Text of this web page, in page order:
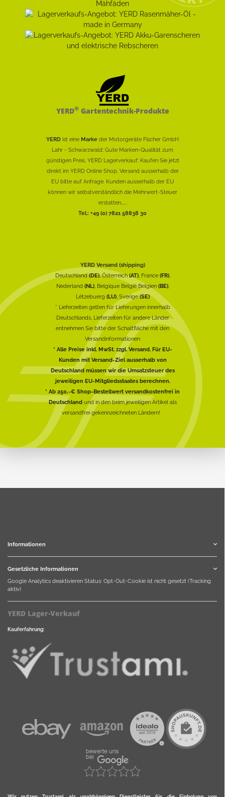
YERD®Gartentechnik-Produkte
YERD ist eine Marke der Motorgeräte Fischer GmbH
Lahr - Schwarzwald: Gute Marken-Qualität zum
günstigen Preis. YERD Lagerverkauf: Kaufen Sie jetzt
direkt im YERD Online Shop. Versand ausserhalb der
EU bitte auf Anfrage. Kunden ausserhalb der EU
können wir selbstverständlich die Mehrwert-Steuer
erstatten......
Tel.: +49 (0) 7821 58838 30
YERD Versand (shipping)
Deutschland(DE), Österreich(AT), France (FR),
Nederland (NL), Belgique België Belgien (BE),
Lëtzebuerg (LU), Sverige(SE)
* Lieferzeiten gelten für Lieferungen innerhalb
Deutschlands, Lieferzeiten für andere Länder
entnehmen Sie bitte der Schaltfläche mit den
Versandinformationen
* Alle Preise inkl. MwSt. zzgl. Versand. Für EU-
Kunden mit Versand-Ziel ausserhalb von
Deutschland müssen wir die Umsatzsteuer des
jeweiligen EU-Mitgliedsstaates berechnen.
* Ab 250,-€ Shop-Bestellwert versandkostenfrei in
Deutschlandund in den beim jeweiligen Artikel als
versandfrei gekennzeichneten Ländern!
Informationen
Gesetzliche Informationen
Google Analytics deaktivieren Status: Opt-Out-Cookie ist nicht gesetzt (Tracking
aktiv)
YERD Lager-Verkauf
Kauferfahrung: